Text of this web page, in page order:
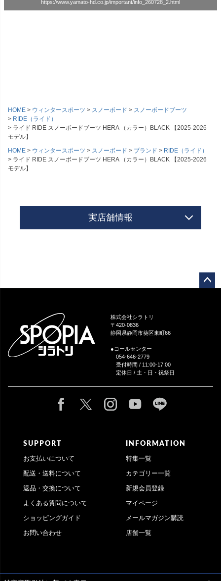
https://www.yamato-hd.co.jp/important/info_260728_2.html
HOME ウィンタースポーツ スノーボード
スノーボードブーツ
RIDE（ライド）
ライド RIDE スノーボードブーツ HERA （カラー）BLACK 【2025-2026
モデル】
HOME
ウィンタースポーツ スノーボード ブランド
RIDE（ライド）
ライド RIDE スノーボードブーツ HERA （カラー）BLACK 【2025-2026
モデル】
実店舗情報
株式会社シラトリ
〒420-0836
静岡県静岡市葵区東町66
●コールセンター
054-646-2779
受付時間 / 11:00-17:00
定休日 / 土・日・祝祭日
SUPPORT
お支払いについて
配送・送料について
返品・交換について
よくある質問について
ショッピングガイド
お問い合わせ
INFORMATION
特集一覧
カテゴリー一覧
新規会員登録
マイページ
メールマガジン購読
店舗一覧